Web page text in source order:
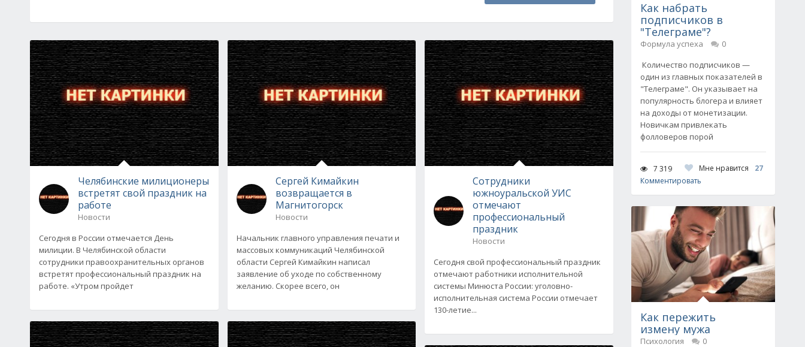
Челябинские милиционеры
встретят свой праздник на
работе
Новости
Сегодня в России отмечается День
милиции. В Челябинской области
сотрудники правоохранительных органов
встретят профессиональный праздник на
работе. «Утром пройдет
Сергей Кимайкин
возвращается в
Магнитогорск
Новости
Начальник главного управления печати и
массовых коммуникаций Челябинской
области Сергей Кимайкин написал
заявление об уходе по собственному
желанию. Скорее всего, он
Сотрудники
южноуральской УИС
отмечают
профессиональный
праздник
Новости
Сегодня свой профессиональный праздник
отмечают работники исполнительной
системы Минюста России: уголовно-
исполнительная система России отмечает
130-летие...
Как набрать
подписчиков в
"Телеграме"?
Формула успеха
0
Количество подписчиков —
один из главных показателей в
"Телеграме". Он указывает на
популярность блогера и влияет
на доходы от монетизации.
Новичкам привлекать
фолловеров порой
7 319 Мне нравится
27
Комментировать
Как пережить
измену мужа
Психология
0